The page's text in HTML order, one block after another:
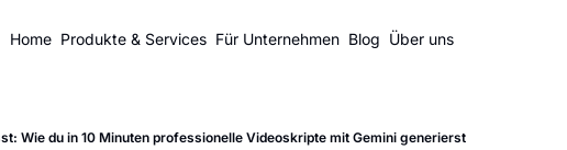
Home Produkte & Services Für Unternehmen Blog Über uns
Wie du in 10 Minuten professionelle Videoskripte mit Gemini generierst